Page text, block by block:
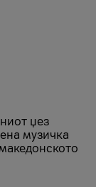
џез
музичка